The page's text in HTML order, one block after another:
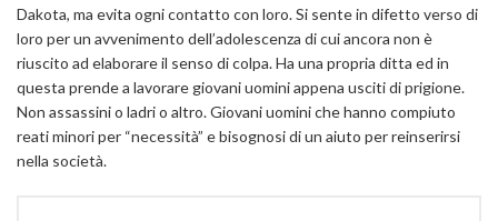
Dakota, ma evita ogni contatto con loro. Si sente in difetto verso di
loro per un avvenimento dell’adolescenza di cui ancora non è
riuscito ad elaborare il senso di colpa. Ha una propria ditta ed in
questa prende a lavorare giovani uomini appena usciti di prigione.
Non assassini o ladri o altro. Giovani uomini che hanno compiuto
reati minori per “necessità” e bisognosi di un aiuto per reinserirsi
nella società.